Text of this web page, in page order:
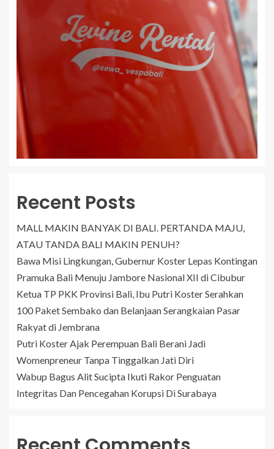
Recent Posts
MALL MAKIN BANYAK DI BALI. PERTANDA MAJU,
ATAU TANDA BALI MAKIN PENUH?
Bawa Misi Lingkungan, Gubernur Koster Lepas Kontingan
Pramuka Bali Menuju Jambore Nasional XII di Cibubur
Ketua TP PKK Provinsi Bali, Ibu Putri Koster Serahkan
100 Paket Sembako dan Belanjaan Serangkaian Pasar
Rakyat di Jembrana
Putri Koster Ajak Perempuan Bali Berani Jadi
Womenpreneur Tanpa Tinggalkan Jati Diri
Wabup Bagus Alit Sucipta Ikuti Rakor Penguatan
Integritas Dan Pencegahan Korupsi Di Surabaya